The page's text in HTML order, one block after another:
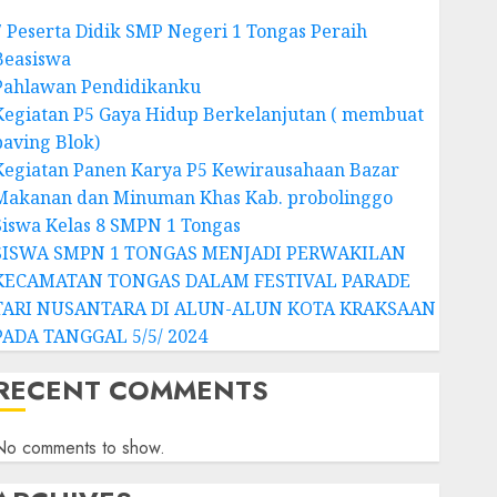
Peserta Didik SMP Negeri 1 Tongas Peraih
Pendidikanku
P5 Gaya Hidup Berkelanjutan ( membuat
Blok)
Panen Karya P5 Kewirausahaan Bazar
dan Minuman Khas Kab. probolinggo
Kelas 8 SMPN 1 Tongas
SMPN 1 TONGAS MENJADI PERWAKILAN
TONGAS DALAM FESTIVAL PARADE
NUSANTARA DI ALUN-ALUN KOTA KRAKSAAN
TANGGAL 5/5/ 2024
COMMENTS
comments to show.